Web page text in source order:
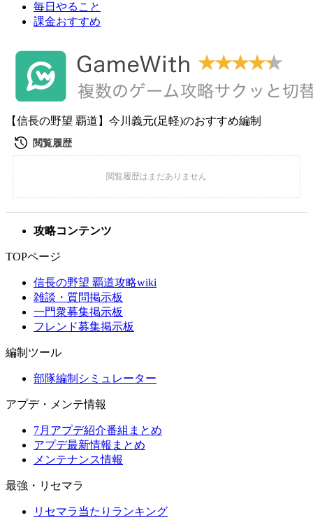
毎日やること
課金おすすめ
【信長の野望 覇道】今川義元(足軽)のおすすめ編制
攻略コンテンツ
TOPページ
信長の野望 覇道攻略wiki
雑談・質問掲示板
一門衆募集掲示板
フレンド募集掲示板
編制ツール
部隊編制シミュレーター
アプデ・メンテ情報
7月アプデ紹介番組まとめ
アプデ最新情報まとめ
メンテナンス情報
最強・リセマラ
リセマラ当たりランキング